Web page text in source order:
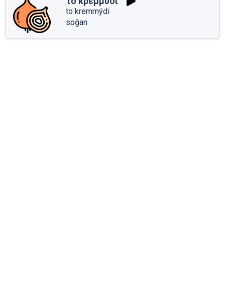
to kremmýdi
soğan